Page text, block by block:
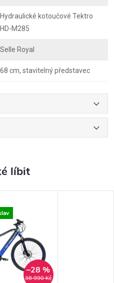
Hydraulické kotoučové Tektro
HD-M285
Selle Royal
68 cm, stavitelný představec
38 990 Kč
–28 %